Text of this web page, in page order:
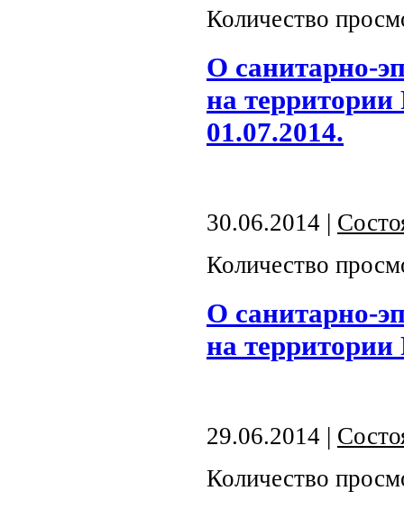
Количество
О санитарно-
на
01.07.2014.
30.06.2014 |
Количество
О санитарно-
на территории
29.06.2014 |
Количество